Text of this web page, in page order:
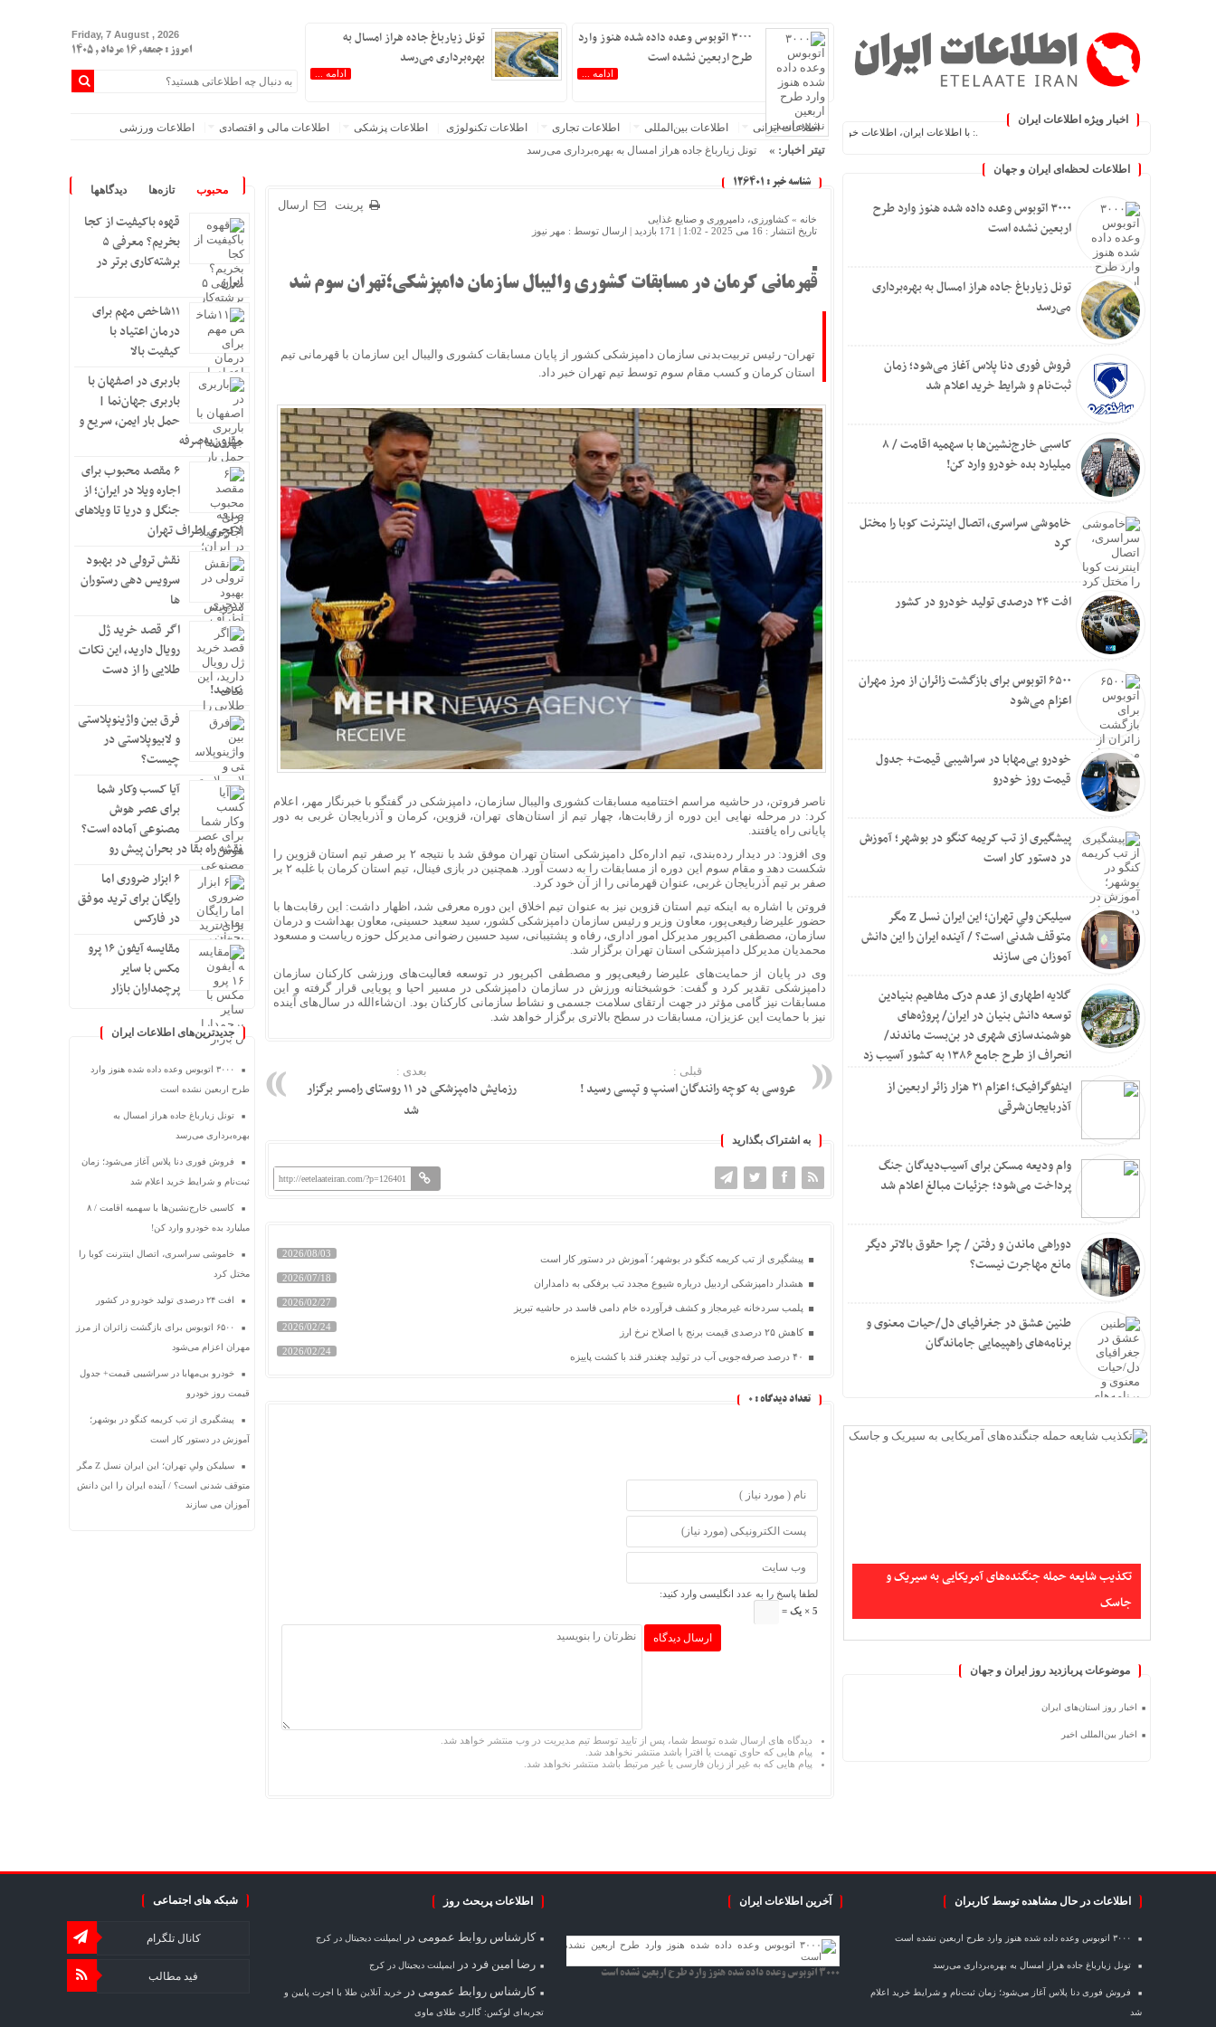
اخبار ویژه اطلاعات ایران
.: با اطلاعات ایران، اطلاعات خود را به‌روز کنید :.
اطلاعات لحظه‌ای ایران و جهان
۳۰۰۰ اتوبوس وعده داده شده هنوز وارد طرح
اربعین نشده است
تونل زیارباغ جاده هراز امسال به بهره‌برداری
می‌رسد
فروش فوری دنا پلاس آغاز می‌شود؛ زمان
ثبت‌نام و شرایط خرید اعلام شد
کاسبی خارج‌نشین‌ها با سهمیه اقامت / ۸
میلیارد بده خودرو وارد کن!
خاموشی سراسری، اتصال اینترنت کوبا را مختل
کرد
افت ۲۴ درصدی تولید خودرو در کشور
۶۵۰۰ اتوبوس برای بازگشت زائران از مرز مهران
اعزام می‌شود
خودرو بی‌مهابا در سراشیبی قیمت+ جدول
قیمت روز خودرو
پیشگیری از تب کریمه کنگو در بوشهر؛ آموزش
در دستور کار است
سیلیکن ولیِ تهران؛ این ایران نسل Z مگر
متوقف شدنی است؟ / آینده ایران را این دانش
آموزان می سازند
گلایه اطهاری از عدم درک مفاهیم بنیادین
توسعه دانش بنیان در ایران/ پروژه‌های
هوشمندسازی شهری در بن‌بست ماندند/
انحراف از طرح جامع ۱۳۸۶ به کشور آسیب زد
اینفوگرافیک؛ اعزام ۲۱ هزار زائر اربعین از
آذربایجان‌شرقی
وام ودیعه مسکن برای آسیب‌دیدگان جنگ
پرداخت می‌شود؛ جزئیات مبالغ اعلام شد
دوراهی ماندن و رفتن / چرا حقوق بالاتر دیگر
مانع مهاجرت نیست؟
طنین عشق در جغرافیای دل/حیات معنوی و
برنامه‌های راهپیمایی جاماندگان
تکذیب شایعه حمله جنگنده‌های آمریکایی به سیریک و
جاسک
موضوعات پربازدید روز ایران و جهان
اخبار روز استان‌های ایران
اخبار بین‌المللی اخیر
۳۰۰۰ اتوبوس وعده داده شده هنوز وارد
طرح اربعین نشده است
ادامه ...
تونل زیارباغ جاده هراز امسال به
بهره‌برداری می‌رسد
ادامه ...
Friday, 7 August , 2026
امروز : جمعه, ۱۶ مرداد , ۱۴۰۵
اطلاعات‌ ‎ایرانی اطلاعات بین‌المللی اطلاعات تجاری اطلاعات تکنولوژی اطلاعات پزشکی اطلاعات مالی و اقتصادی اطلاعات ورزشی
تیتر اخبار: » تونل زیارباغ جاده هراز امسال به بهره‌برداری می‌رسد
شناسه خبر : 126401
ارسال پرینت
خانه »کشاورزی، دامپروری و صنایع غذایی
تاریخ انتشار : 16 می 2025 - 1:02 |
171 بازدید | ارسال توسط : مهر نیوز
قهرمانی کرمان در مسابقات کشوری والیبال سازمان دامپزشکی؛تهران سوم شد
تهران- رئیس تربیت‌بدنی سازمان دامپزشکی کشور از پایان مسابقات کشوری والیبال این سازمان با قهرمانی تیم
استان کرمان و کسب مقام سوم توسط تیم تهران خبر داد.
ناصر فروتن، در حاشیه مراسم اختتامیه مسابقات کشوری والیبال سازمان، دامپزشکی در گفتگو با خبرنگار مهر، اعلام
کرد: در مرحله نهایی این دوره از رقابت‌ها، چهار تیم از استان‌های تهران، قزوین، کرمان و آذربایجان غربی به دور
پایانی راه یافتند.
وی افزود: در دیدار رده‌بندی، تیم اداره‌کل دامپزشکی استان تهران موفق شد با نتیجه ۲ بر صفر تیم استان قزوین را
شکست دهد و مقام سوم این دوره از مسابقات را به دست آورد. همچنین در بازی فینال، تیم استان کرمان با غلبه ۲ بر
صفر بر تیم آذربایجان غربی، عنوان قهرمانی را از آن خود کرد.
فروتن با اشاره به اینکه تیم استان قزوین نیز به عنوان تیم اخلاق این دوره معرفی شد، اظهار داشت: این رقابت‌ها با
حضور علیرضا رفیعی‌پور، معاون وزیر و رئیس سازمان دامپزشکی کشور، سید سعید حسینی، معاون بهداشت و درمان
سازمان، مصطفی اکبرپور مدیرکل امور اداری، رفاه و پشتیبانی، سید حسین رضوانی مدیرکل حوزه ریاست و مسعود
محمدیان مدیرکل دامپزشکی استان تهران برگزار شد.
وی در پایان از حمایت‌های علیرضا رفیعی‌پور و مصطفی اکبرپور در توسعه فعالیت‌های ورزشی کارکنان سازمان
دامپزشکی تقدیر کرد و گفت: خوشبختانه ورزش در سازمان دامپزشکی در مسیر احیا و پویایی قرار گرفته و این
مسابقات نیز گامی مؤثر در جهت ارتقای سلامت جسمی و نشاط سازمانی کارکنان بود. ان‌شاءالله در سال‌های آینده
نیز با حمایت این عزیزان، مسابقات در سطح بالاتری برگزار خواهد شد.
بعدی :
رزمایش دامپزشکی در ۱۱ روستای رامسر برگزار
شد
قبلی :
عروسی به کوچه رانندگان اسنپ و تپسی رسید !
به اشتراک بگذارید
http://eetelaateiran.com/?p=126401
پیشگیری از تب کریمه کنگو در بوشهر؛ آموزش در دستور کار است 2026/08/03
هشدار دامپزشکی اردبیل درباره شیوع مجدد تب برفکی به دامداران 2026/07/18
پلمب سردخانه غیرمجاز و کشف فرآورده خام دامی فاسد در حاشیه تبریز 2026/02/27
کاهش ۲۵ درصدی قیمت برنج با اصلاح نرخ ارز 2026/02/24
2026/02/24
تعداد دیدگاه : 0
لطفا پاسخ را به عدد انگلیسی وارد کنید:
5 × یک =
دیدگاه های ارسال شده توسط شما، پس از تایید توسط تیم مدیریت در وب منتشر خواهد شد.
پیام هایی که حاوی تهمت یا افترا باشد منتشر نخواهد شد.
پیام هایی که به غیر از زبان فارسی یا غیر مرتبط باشد منتشر نخواهد شد.
محبوب تازه‌ها دیدگاهها
قهوه باکیفیت از کجا
بخریم؟ معرفی ۵
برشته‌کاری برتر در
ایران
۱۱شاخص مهم برای
درمان اعتیاد با
کیفیت بالا
باربری در اصفهان با
باربری جهان‌نما |
حمل بار ایمن، سریع و
مقرون‌به‌صرفه
۶ مقصد محبوب برای
اجاره ویلا در ایران؛ از
جنگل و دریا تا ویلاهای
لاکچری اطراف تهران
نقش ترولی در بهبود
سرویس دهی رستوران
ها
اگر قصد خرید ژل
رویال دارید، این نکات
طلایی را از دست
ندهید!
فرق بین واژینوپلاستی
و لابیوپلاستی در
چیست؟
آیا کسب وکار شما
برای عصر هوش
مصنوعی آماده است؟
نقشه راه بقا در بحران پیش رو
۶ ابزار ضروری اما
رایگان برای ترید موفق
در فارکس
مقایسه آیفون ۱۶ پرو
مکس با سایر
پرچمداران بازار
جدیدترین‌های اطلاعات ایران
۳۰۰۰ اتوبوس وعده داده شده هنوز وارد
طرح اربعین نشده است
تونل زیارباغ جاده هراز امسال به
بهره‌برداری می‌رسد
فروش فوری دنا پلاس آغاز می‌شود؛ زمان
ثبت‌نام و شرایط خرید اعلام شد
کاسبی خارج‌نشین‌ها با سهمیه اقامت / ۸
میلیارد بده خودرو وارد کن!
خاموشی سراسری، اتصال اینترنت کوبا را
مختل کرد
افت ۲۴ درصدی تولید خودرو در کشور
۶۵۰۰ اتوبوس برای بازگشت زائران از مرز
مهران اعزام می‌شود
خودرو بی‌مهابا در سراشیبی قیمت+ جدول
قیمت روز خودرو
پیشگیری از تب کریمه کنگو در بوشهر؛
آموزش در دستور کار است
سیلیکن ولیِ تهران؛ این ایران نسل Z مگر
متوقف شدنی است؟ / آینده ایران را این دانش
آموزان می سازند
اطلاعات در حال مشاهده توسط کاربران
۳۰۰۰ اتوبوس وعده داده شده هنوز وارد طرح اربعین نشده است
تونل زیارباغ جاده هراز امسال به بهره‌برداری می‌رسد
فروش فوری دنا پلاس آغاز می‌شود؛ زمان ثبت‌نام و شرایط خرید اعلام
شد
آخرین اطلاعات ایران
۳۰۰۰ اتوبوس وعده داده شده هنوز وارد طرح اربعین نشده است
اطلاعات پربحث روز
کارشناس روابط عمومی در ایمپلنت دیجیتال در کرج
رضا امین فرد در ایمپلنت دیجیتال در کرج
کارشناس روابط عمومی درخرید آنلاین طلا با اجرت پایین و
تجربه‌ای لوکس: گالری طلای ماوی
شبکه های اجتماعی
کانال تلگرام
فید مطالب